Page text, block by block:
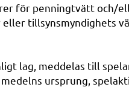
för penningtvätt och/
tillsynsmyndighets
lag, meddelas till
ursprung,